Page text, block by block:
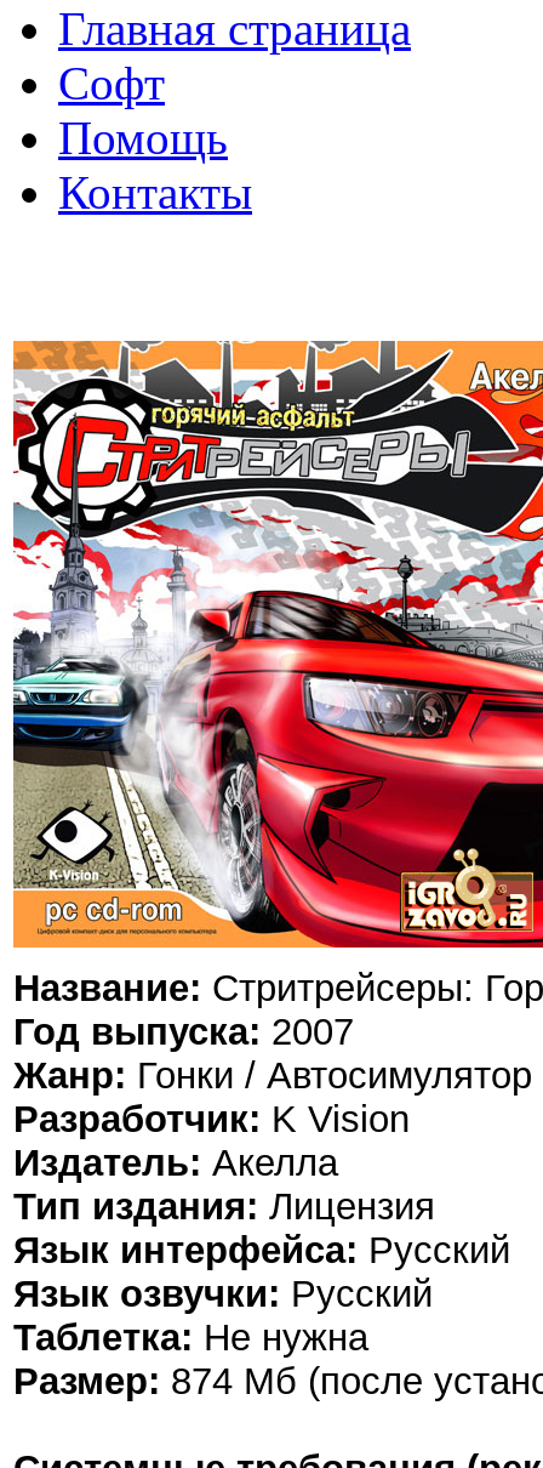
Главная страница
Софт
Помощь
Контакты
Название: Стритрейсеры:
Год выпуска: 2007
Жанр: Гонки / Автосимулятор
Разработчик: K Vision
Издатель: Акелла
Тип издания: Лицензия
Язык интерфейса: Русский
Язык озвучки: Русский
Таблетка: Не нужна
Размер: 874 Мб (после